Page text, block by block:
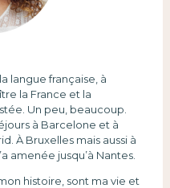
langue française, à
la France et la
Un peu, beaucoup.
à Barcelone et à
À Bruxelles mais aussi à
amenée jusqu’à Nantes.
histoire, sont ma vie et